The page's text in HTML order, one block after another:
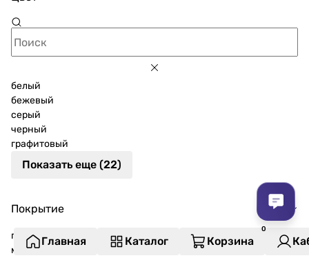
белый
бежевый
серый
черный
графитовый
Показать еще (22)
Покрытие
глянцевое
матовое
Главная Каталог Корзина